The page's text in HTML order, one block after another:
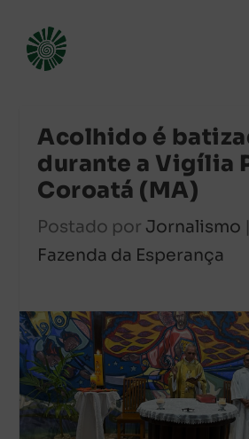
Acolhido é
durante a Vigília
Coroatá (MA)
Postado por Jornalismo |
Fazenda da Esperança